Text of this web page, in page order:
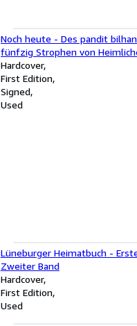
Noch heute - Des pandit
fünfzig Strophen von
Liebeslust
Hardcover
First Edition
Signed
Used
Lüneburger Heimatbuch -
Zweiter Band
Hardcover
First Edition
Used